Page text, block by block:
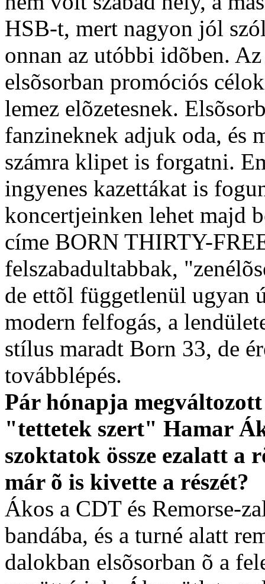
HSB-t, mert nagyon jól
onnan az utóbbi idõben.
elsõsorban promóciós
lemez elõzetesnek.
fanzineknek adjuk oda, és
számra klipet is forgatni.
ingyenes kazettákat is
koncertjeinken lehet majd
címe BORN THIRTY-
felszabadultabbak,
de ettõl függetlenül ugyan
modern felfogás, a
stílus maradt Born 33, de
továbblépés.
Pár hónapja
"tettetek szert" Hamar
szoktatok össze ezalatt
már õ is kivette a részét?
Ákos a CDT és Remorse-
bandába, és a turné alatt
dalokban elsõsorban õ a